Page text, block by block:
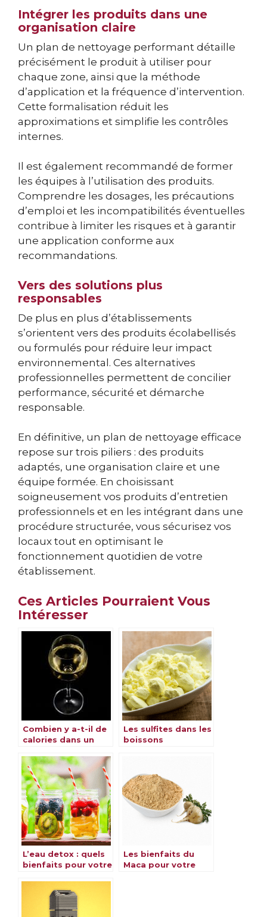
Intégrer les produits dans une
organisation claire
Un plan de nettoyage performant détaille
précisément le produit à utiliser pour
chaque zone, ainsi que la méthode
d’application et la fréquence d’intervention.
Cette formalisation réduit les
approximations et simplifie les contrôles
internes.
Il est également recommandé de former
les équipes à l’utilisation des produits.
Comprendre les dosages, les précautions
d’emploi et les incompatibilités éventuelles
contribue à limiter les risques et à garantir
une application conforme aux
recommandations.
Vers des solutions plus
responsables
De plus en plus d’établissements
s’orientent vers des produits écolabellisés
ou formulés pour réduire leur impact
environnemental. Ces alternatives
professionnelles permettent de concilier
performance, sécurité et démarche
responsable.
En définitive, un plan de nettoyage efficace
repose sur trois piliers : des produits
adaptés, une organisation claire et une
équipe formée. En choisissant
soigneusement vos produits d’entretien
professionnels et en les intégrant dans une
procédure structurée, vous sécurisez vos
locaux tout en optimisant le
fonctionnement quotidien de votre
établissement.
Ces Articles Pourraient Vous
Intéresser
Combien y a-t-il de
calories dans un
Les sulfites dans les
boissons
rhum
L’eau detox : quels
bienfaits pour votre
Les bienfaits du
Maca pour votre